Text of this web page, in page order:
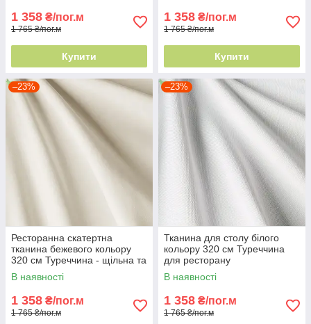
1 358 ₴/пог.м
1 765 ₴/пог.м
Купити
1 358 ₴/пог.м
1 765 ₴/пог.м
Купити
–23%
Ресторанна скатертна
тканина бежевого кольору
320 см Туреччина - щільна та
міцна
В наявності
1 358 ₴/пог.м
1 765 ₴/пог.м
–23%
Тканина для столу білого
кольору 320 см Туреччина
для ресторану
В наявності
1 358 ₴/пог.м
1 765 ₴/пог.м